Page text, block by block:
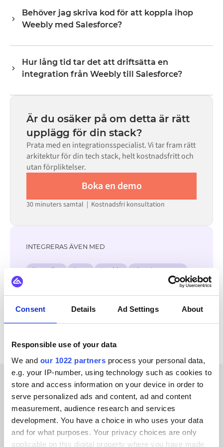
Consent Details Ad Settings About
Responsible use of your data
We and our 1022 partners process your personal data,
e.g. your IP-number, using technology such as cookies to
store and access information on your device in order to
serve personalized ads and content, ad and content
measurement, audience research and services
development. You have a choice in who uses your data
and for what purposes. Your privacy choices are only
applicable on this digital property where you have made
inkluderar poster som ordrar, produkter, kunder,
lagernivåer, priser och statusuppdateringar. Alumios
data anländer i det format som varje system förväntar
Behöver jag skriva kod för att koppla ihop
Weebly med Salesforce?
Marketplace konfigurerar du integrationen via ett visuellt
gränssnitt utan att skriva egen kod, inklusive
kod finns tillgänglig i de fall där konfigurationen inte
Hur lång tid tar det att driftsätta en
integration från Weebly till Salesforce?
beroende på komplexiteten i datamappningen, antalet
flöden som krävs och din interna granskningsprocess.
För många system finns färdiga kopplingar tillgängliga i
Alumio Marketplace, vilket avsevärt minskar
installationstiden.
Är du osäker på om detta är rätt
upplägg för din stack?
Prata med en integrationsspecialist. Vi tar fram rätt
arkitektur för din tech stack, helt kostnadsfritt och
utan förpliktelser.
Boka en demo
30 minuters samtal | Kostnadsfri konsultation
INTEGRERAS ÄVEN MED
Trustpilot Zoey Weebly
Virto Commerce
TrueERP
Se alla Salesforce-integrationer
KUNDBERÄTTELSER
Find out what makes us a
customer-favorite